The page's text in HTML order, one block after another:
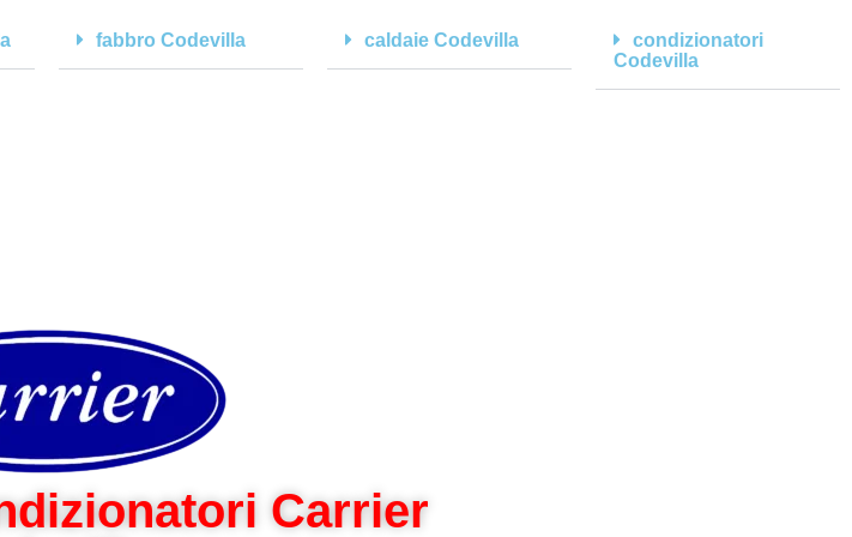
fabbro Codevilla caldaie Codevilla
condizionatori
Codevilla
Carrier